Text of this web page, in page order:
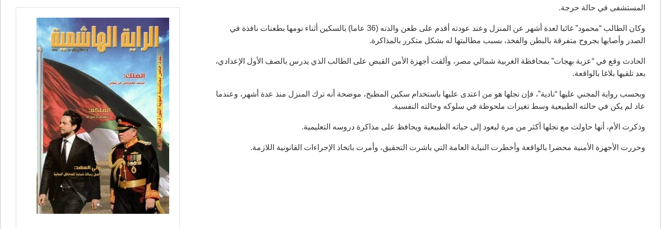
المستشفى في حالة حرجة.
وكان الطالب “محمود” غائبا لعدة أشهر عن المنزل وعند عودته أقدم على طعن والدته (36 عاما) بالسكين أثناء نومها بطعنات نافذة في
الصدر وأصابها بجروح متفرقة بالبطن والفخذ، بسبب مطالبتها له بشكل متكرر بالمذاكرة.
الحادث وقع في “عزبة بهجات” بمحافظة الغربية شمالي مصر، وألقت أجهزة الأمن القبض على الطالب الذي يدرس بالصف الأول الإعدادي،
بعد تلقيها بلاغا بالواقعة.
وبحسب رواية المجني عليها “نادية”، فإن نجلها هو من اعتدى عليها باستخدام سكين المطبخ، موضحة أنه ترك المنزل منذ عدة أشهر، وعندما
عاد لم يكن في حالته الطبيعية وسط تغيرات ملحوظة في سلوكه وحالته النفسية.
وذكرت الأم، أنها حاولت مع نجلها أكثر من مرة ليعود إلى حياته الطبيعية ويحافظ على مذاكرة دروسه التعليمية.
وحررت الأجهزة الأمنية محضرا بالواقعة وأخطرت النيابة العامة التي باشرت التحقيق، وأمرت باتخاذ الإجراءات القانونية اللازمة.